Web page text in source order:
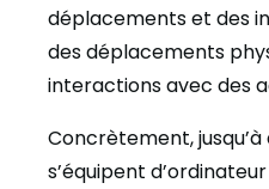
déplacements et des
des déplacements
interactions avec des
Concrètement,
s’équipent